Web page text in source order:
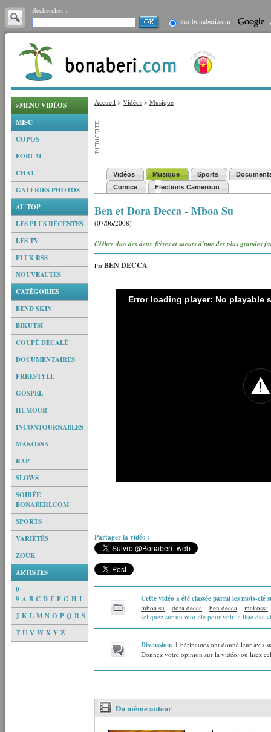
Rechercher :
Sur bonaberi.com
>MENU VIDÉOS
MISC
COPOS
FORUM
CHAT
GALERIES PHOTOS
AU TOP
LES PLUS RÉCENTES
LES TV
FLUX RSS
NOUVEAUTÉS
CATÉGORIES
BEND SKIN
BIKUTSI
COUPÉ DÉCALÉ
DOCUMENTAIRES
FREESTYLE
GOSPEL
HUMOUR
INCONTOURNABLES
MAKOSSA
RAP
SLOWS
SOIRÉE
BONABERI.COM
SPORTS
VARIÉTÉS
ZOUK
ARTISTES
0-
9 A B C D E F G H I
J K L M N O P Q R S
T U V W X Y Z
Accueil > Vidéos > Musique
Vidéos Musique Sports
Comice
Elections Cameroun
Ben et Dora Decca - Mboa Su
(07/06/2008)
Céèbre duo des deux frères et soeurs d'une des plus grandes
ParBEN DECCA
Error loading player: No playable
Partager la vidéo :
Cette vidéo a été classée parmi les mots-clé
mboa su dora decca ben decca
makossa
(cliquez sur un mot-clé pour voir la liste des
Discussion: 1 bérinautes ont donné leur avis
Donnez votre opinion sur la vidéo, ou lisez
Du même auteur